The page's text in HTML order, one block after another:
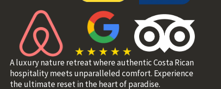
A luxury nature retreat where authentic Costa Rican
hospitality meets unparalleled comfort. Experience
the ultimate reset in the heart of paradise.